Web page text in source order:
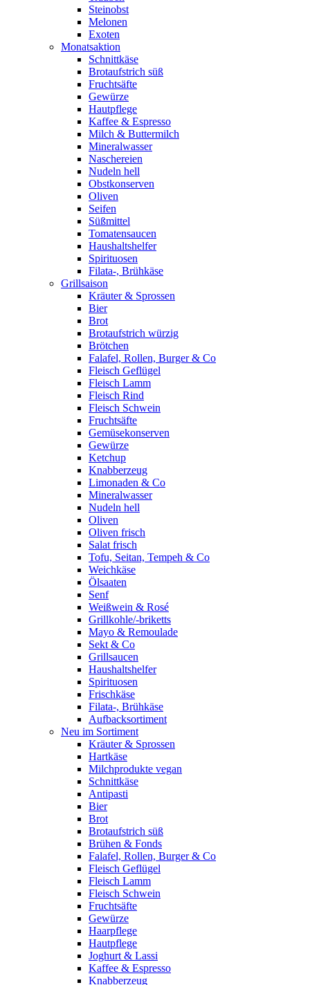
Steinobst
Melonen
Exoten
Monatsaktion
Schnittkäse
Brotaufstrich süß
Fruchtsäfte
Gewürze
Hautpflege
Kaffee & Espresso
Milch & Buttermilch
Mineralwasser
Naschereien
Nudeln hell
Obstkonserven
Oliven
Seifen
Süßmittel
Tomatensaucen
Haushaltshelfer
Spirituosen
Filata-, Brühkäse
Grillsaison
Kräuter & Sprossen
Bier
Brot
Brotaufstrich würzig
Brötchen
Falafel, Rollen, Burger & Co
Fleisch Geflügel
Fleisch Lamm
Fleisch Rind
Fleisch Schwein
Fruchtsäfte
Gemüsekonserven
Gewürze
Ketchup
Knabberzeug
Limonaden & Co
Mineralwasser
Nudeln hell
Oliven
Oliven frisch
Salat frisch
Tofu, Seitan, Tempeh & Co
Weichkäse
Ölsaaten
Senf
Weißwein & Rosé
Grillkohle/-briketts
Mayo & Remoulade
Sekt & Co
Grillsaucen
Haushaltshelfer
Spirituosen
Frischkäse
Filata-, Brühkäse
Aufbacksortiment
Neu im Sortiment
Kräuter & Sprossen
Hartkäse
Milchprodukte vegan
Schnittkäse
Antipasti
Bier
Brot
Brotaufstrich süß
Brühen & Fonds
Falafel, Rollen, Burger & Co
Fleisch Geflügel
Fleisch Lamm
Fleisch Schwein
Fruchtsäfte
Gewürze
Haarpflege
Hautpflege
Joghurt & Lassi
Kaffee & Espresso
Knabberzeug